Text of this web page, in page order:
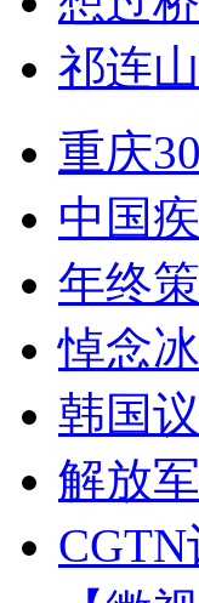
祁连
重庆
中国
年终
悼念
韩国
解放